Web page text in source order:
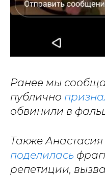
Ранее мы
публично
обвинили в
Также
поделилась
репетиции,